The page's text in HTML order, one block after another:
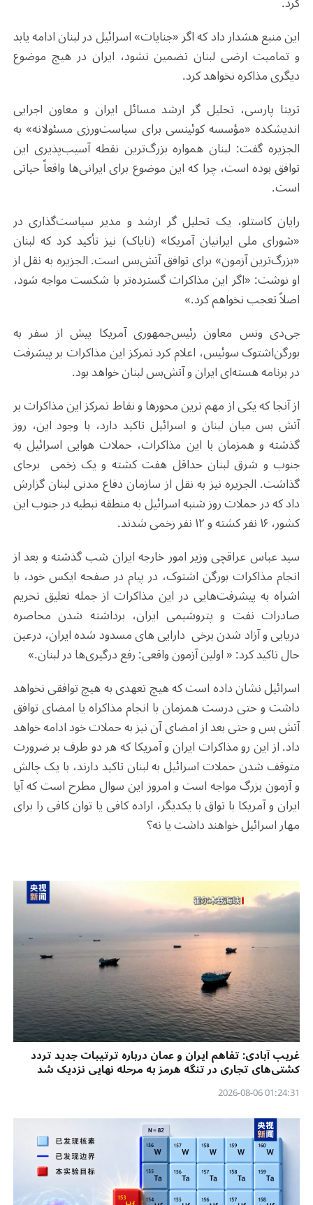
این منبع هشدار داد که اگر «جنایات» اسرائیل در لبنان ادامه یابد
و تمامیت ارضی لبنان تضمین نشود، ایران در هیچ موضوع
دیگری مذاکره نخواهد کرد.
تریتا پارسی، تحلیل گر ارشد مسائل ایران و معاون اجرایی
اندیشکده «مؤسسه کوئینسی برای سیاست‌ورزی مسئولانه» به
الجزیره گفت: لبنان همواره بزرگ‌ترین نقطه آسیب‌پذیری این
توافق بوده است، چرا که این موضوع برای ایرانی‌ها واقعاً حیاتی
است.
رایان کاستلو، یک تحلیل گر ارشد و مدیر سیاست‌گذاری در
«شورای ملی ایرانیان آمریکا» (نایاک) نیز تأکید کرد که لبنان
«بزرگ‌ترین آزمون» برای توافق آتش‌بس است. الجزیره به نقل از
او نوشت: «اگر این مذاکرات گسترده‌تر با شکست مواجه شود،
اصلاً تعجب نخواهم کرد.»
جی‌دی ونس معاون رئیس‌جمهوری آمریکا پیش از سفر به
بورگن‌اشتوک سوئیس، اعلام کرد تمرکز این مذاکرات بر پیشرفت
در برنامه هسته‌ای ایران و آتش‌بس لبنان خواهد بود.
از آنجا که یکی از مهم ترین محورها و نقاط تمرکز این مذاکرات بر
آتش بس میان لبنان و اسرائیل تاکید دارد، با وجود این، روز
گذشته و همزمان با این مذاکرات، حملات هوایی اسرائیل به
جنوب و شرق لبنان حداقل هفت کشته و یک زخمی برجای
گذاشت. الجزیره نیز به نقل از سازمان دفاع مدنی لبنان گزارش
داد که در حملات روز شنبه اسرائیل به منطقه نبطیه در جنوب این
کشور، ۱۶ نفر کشته و ۱۲ نفر زخمی شدند.
سید عباس عراقچی وزیر امور خارجه ایران شب گذشته و بعد از
انجام مذاکرات بورگن اشتوک، در پیام در صفحه ایکس خود، با
اشراه به پیشرفت‌هایی در این مذاکرات از جمله تعلیق تحریم
صادرات نفت و پتروشیمی ایران، برداشته شدن محاصره
دریایی و آزاد شدن برخی دارایی های مسدود شده ایران، درعین
حال تاکید کرد: « اولین آزمون واقعی: رفع درگیری‌ها در لبنان.»
اسرائیل نشان داده است که هیچ تعهدی به هیچ توافقی نخواهد
داشت و حتی درست همزمان با انجام مذاکراه یا امضای توافق
آتش بس و حتی بعد از امضای آن نیز به حملات خود ادامه خواهد
داد. از این رو مذاکرات ایران و آمریکا که هر دو طرف بر ضرورت
متوقف شدن حملات اسرائیل به لبنان تاکید دارند، با یک چالش
و آزمون بزرگ مواجه است و امروز این سوال مطرح است که آیا
ایران و آمریکا با تواق با یکدیگر، اراده کافی یا توان کافی را برای
مهار اسرائیل خواهند داشت یا نه؟
غریب آبادی: تفاهم ایران و عمان درباره ترتیبات جدید تردد
کشتی‌های تجاری در تنگه هرمز به مرحله نهایی نزدیک شد
01:24:31 2026-08-06